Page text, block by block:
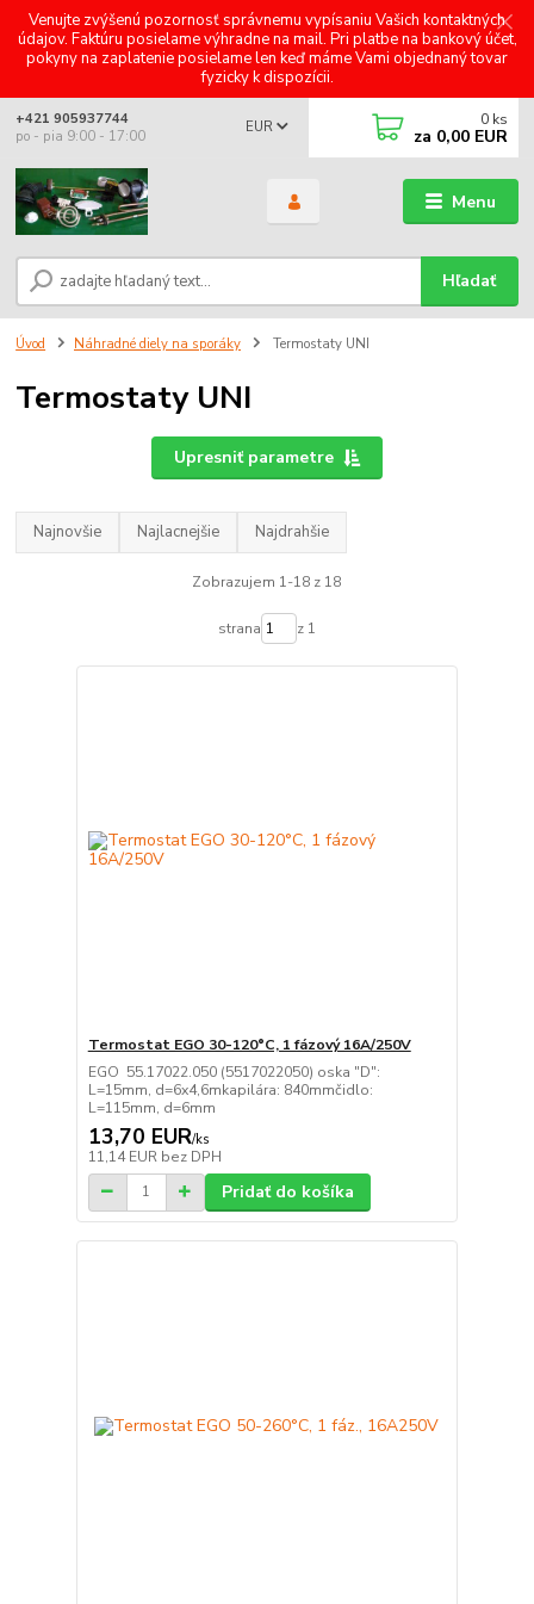
Venujte zvýšenú pozornosť správnemu vypísaniu Vašich kontaktných
údajov. Faktúru posielame výhradne na mail. Pri platbe na bankový účet,
pokyny na zaplatenie posielame len keď máme Vami objednaný tovar
fyzicky k dispozícii.
Menu
EUR
Hľadať
+421 905937744
po - pia 9:00 - 17:00
0 ks
za 0,00 EUR
Úvod Náhradné diely na sporáky Termostaty UNI
Termostaty UNI
Upresniť parametre
Najnovšie Najlacnejšie Najdrahšie
Zobrazujem 1-18 z 18
strana z 1
Termostat EGO 30-120°C, 1 fázový 16A/250V
EGO 55.17022.050 (5517022050) oska "D":
L=15mm, d=6x4,6mkapilára: 840mmčidlo:
L=115mm, d=6mm
13,70 EUR/ks
11,14 EUR bez DPH
Pridať do košíka